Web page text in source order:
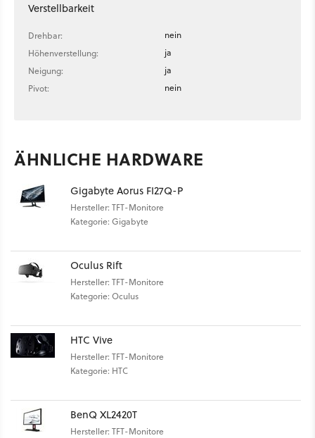
Verstellbarkeit
Drehbar:
nein
Höhenverstellung:
ja
Neigung:
ja
Pivot:
nein
ÄHNLICHE HARDWARE
Gigabyte Aorus FI27Q-P
Hersteller: TFT-Monitore
Kategorie: Gigabyte
Oculus Rift
Hersteller: TFT-Monitore
Kategorie: Oculus
HTC Vive
Hersteller: TFT-Monitore
Kategorie: HTC
BenQ XL2420T
Hersteller: TFT-Monitore